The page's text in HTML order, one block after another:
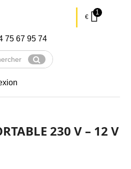
75 67 95 74
Envoyer
€
1
230 V – 12 V